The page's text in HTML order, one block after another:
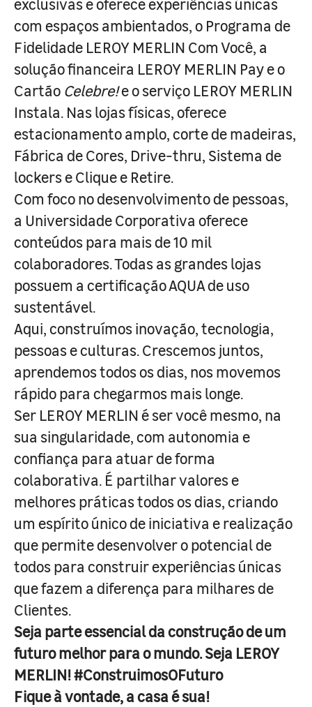
com espaços ambientados, o Programa de
Fidelidade LEROY MERLIN Com Você, a
solução financeira LEROY MERLIN Pay e o
Cartão Celebre!e o serviço LEROY MERLIN
Instala. Nas lojas físicas, oferece
estacionamento amplo, corte de madeiras,
Fábrica de Cores, Drive-thru, Sistema de
lockers e Clique e Retire.
Com foco no desenvolvimento de pessoas,
a Universidade Corporativa oferece
conteúdos para mais de 10 mil
colaboradores. Todas as grandes lojas
possuem a certificação AQUA de uso
sustentável.
Aqui, construímos inovação, tecnologia,
pessoas e culturas. Crescemos juntos,
aprendemos todos os dias, nos movemos
rápido para chegarmos mais longe.
Ser LEROY MERLIN é ser você mesmo, na
sua singularidade, com autonomia e
confiança para atuar de forma
colaborativa. É partilhar valores e
melhores práticas todos os dias, criando
um espírito único de iniciativa e realização
que permite desenvolver o potencial de
todos para construir experiências únicas
que fazem a diferença para milhares de
Clientes.
Seja parte essencial da construção de um
futuro melhor para o mundo. Seja LEROY
MERLIN! #ConstruimosOFuturo
Fique à vontade, a casa é sua!